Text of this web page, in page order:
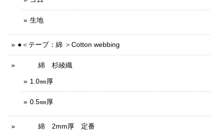
生地
●＜テープ：綿 ＞Cotton webbing
綿 杉綾織
1.0㎜厚
0.5㎜厚
綿 2mm厚 定番